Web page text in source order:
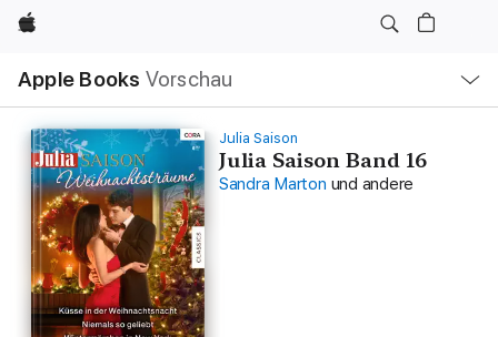
Apple
Apple Books Vorschau
Navigation
Menü
öffnen
Julia Saison
Julia Saison Band 16
Sandra Marton und andere